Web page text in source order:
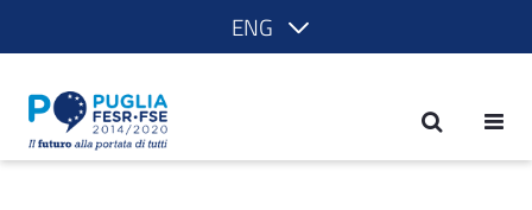
ENG
Aggiornamento dell'elenco delle